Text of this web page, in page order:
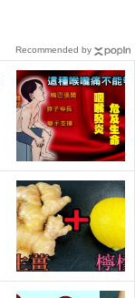
Recommended by